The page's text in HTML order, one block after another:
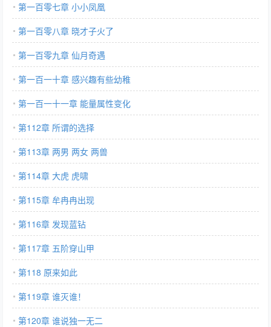
第一百零七章 小小凤凰
第一百零八章 晓才子火了
第一百零九章 仙月奇遇
第一百一十章 感兴趣有些幼稚
第一百一十一章 能量属性变化
第112章 所谓的选择
第113章 两男 两女 两兽
第114章 大虎 虎啸
第115章 牟冉冉出现
第116章 发现蓝钻
第117章 五阶穿山甲
第118 原来如此
第119章 谁灭谁！
第120章 谁说独一无二